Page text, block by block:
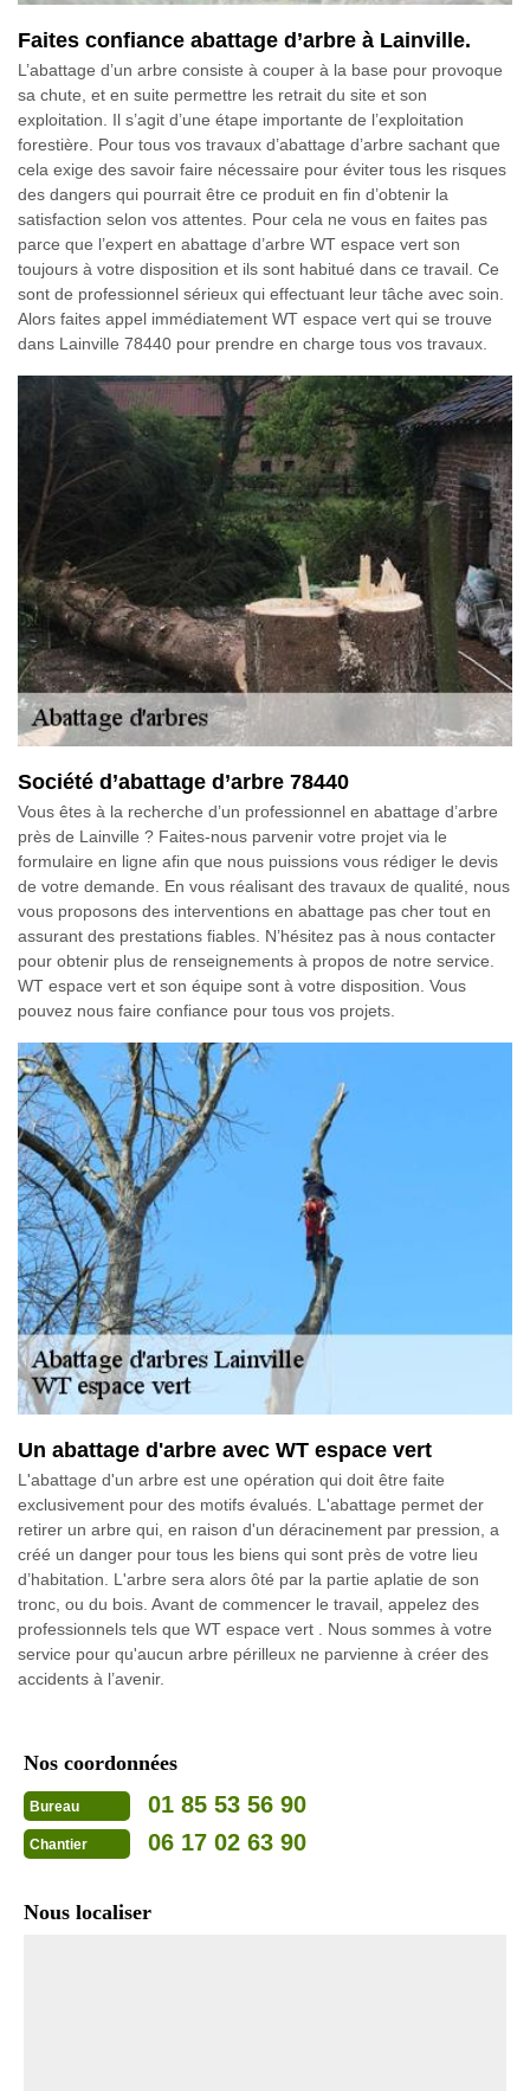
Faites confiance abattage d’arbre à Lainville.
L’abattage d’un arbre consiste à couper à la base pour provoque
sa chute, et en suite permettre les retrait du site et son
exploitation. Il s’agit d’une étape importante de l’exploitation
forestière. Pour tous vos travaux d’abattage d’arbre sachant que
cela exige des savoir faire nécessaire pour éviter tous les risques
des dangers qui pourrait être ce produit en fin d’obtenir la
satisfaction selon vos attentes. Pour cela ne vous en faites pas
parce que l’expert en abattage d’arbre WT espace vert son
toujours à votre disposition et ils sont habitué dans ce travail. Ce
sont de professionnel sérieux qui effectuant leur tâche avec soin.
Alors faites appel immédiatement WT espace vert qui se trouve
dans Lainville 78440 pour prendre en charge tous vos travaux.
Société d’abattage d’arbre 78440
Vous êtes à la recherche d’un professionnel en abattage d’arbre
près de Lainville ? Faites-nous parvenir votre projet via le
formulaire en ligne afin que nous puissions vous rédiger le devis
de votre demande. En vous réalisant des travaux de qualité, nous
vous proposons des interventions en abattage pas cher tout en
assurant des prestations fiables. N’hésitez pas à nous contacter
pour obtenir plus de renseignements à propos de notre service.
WT espace vert et son équipe sont à votre disposition. Vous
pouvez nous faire confiance pour tous vos projets.
Un abattage d'arbre avec WT espace vert
L'abattage d'un arbre est une opération qui doit être faite
exclusivement pour des motifs évalués. L'abattage permet der
retirer un arbre qui, en raison d'un déracinement par pression, a
créé un danger pour tous les biens qui sont près de votre lieu
d’habitation. L'arbre sera alors ôté par la partie aplatie de son
tronc, ou du bois. Avant de commencer le travail, appelez des
professionnels tels que WT espace vert . Nous sommes à votre
service pour qu'aucun arbre périlleux ne parvienne à créer des
accidents à l’avenir.
Nos coordonnées
Bureau 01 85 53 56 90
Chantier 06 17 02 63 90
Nous localiser